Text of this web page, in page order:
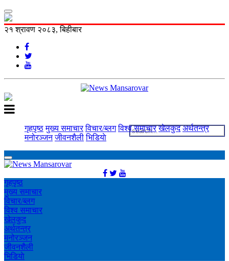
२१ श्रावण २०८३, बिहीबार
गृहपृष्ठ मुख्य समाचार विचार/ब्लग विश्व समाचार खेलकुद अर्थतन्त्र
मनोरञ्‍जन जीवनशैली भिडियाे
गृहपृष्ठ
मुख्य समाचार
विचार/ब्लग
विश्व समाचार
खेलकुद
अर्थतन्त्र
मनोरञ्‍जन
जीवनशैली
भिडियाे